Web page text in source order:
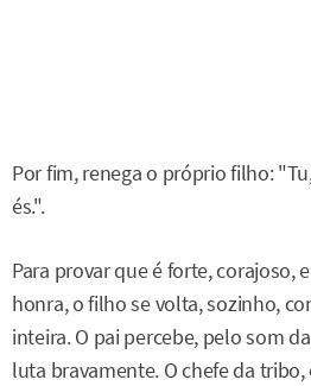
Por fim, renega o próprio filho:
és.".
Para provar que é forte, corajoso,
honra, o filho se volta, sozinho,
inteira. O pai percebe, pelo som
luta bravamente. O chefe da